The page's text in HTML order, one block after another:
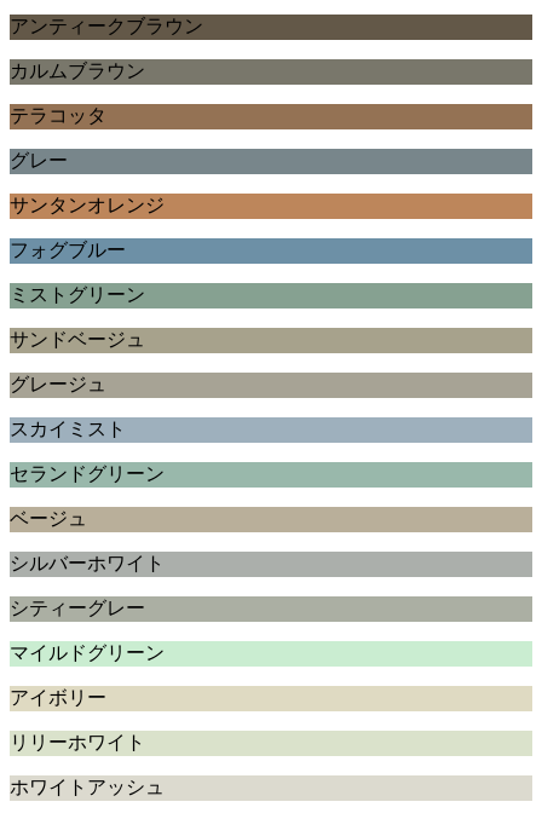
アンティークブラウン
カルムブラウン
テラコッタ
グレー
サンタンオレンジ
フォグブルー
ミストグリーン
サンドベージュ
グレージュ
スカイミスト
セランドグリーン
ベージュ
シルバーホワイト
シティーグレー
マイルドグリーン
アイボリー
リリーホワイト
ホワイトアッシュ